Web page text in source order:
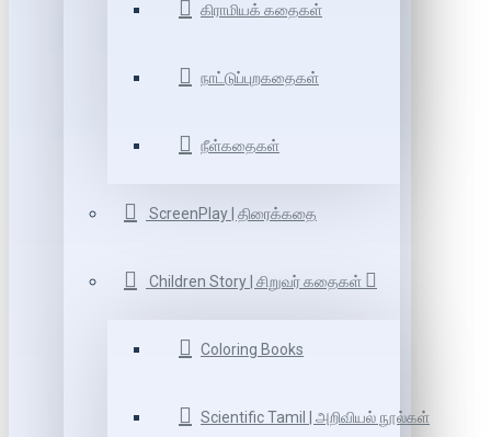
கிராமியக் கதைகள்
நாட்டுப்புறகதைகள்
நீள்கதைகள்
ScreenPlay | திரைக்கதை
Children Story | சிறுவர் கதைகள்
Coloring Books
Scientific Tamil | அறிவியல் நூல்கள்